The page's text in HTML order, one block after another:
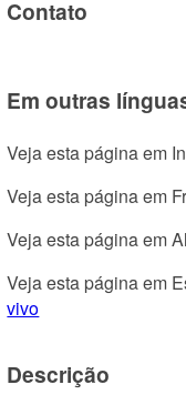
Contato
Em outras
Veja esta página em
Veja esta página em
Veja esta página em
Veja esta página em
vivo
Descrição